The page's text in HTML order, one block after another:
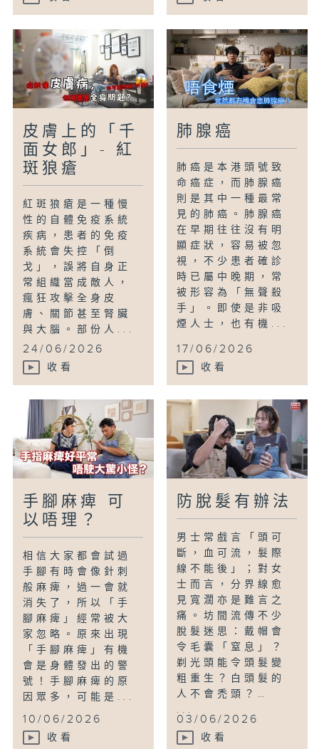
皮膚上的「千
面女郎」- 紅
斑狼瘡
紅斑狼瘡是一種慢
性的自體免疫系統
疾病，患者的免疫
系統會失控「倒
戈」，誤將自身正
常組織當成敵人，
瘋狂攻擊全身皮
膚、關節甚至腎臟
與大腦。部份人...
24/06/2026
收看
肺腺癌
肺癌是本港頭號致
命癌症，而肺腺癌
則是其中一種最常
見的肺癌。肺腺癌
在早期往往沒有明
顯症狀，容易被忽
視，不少患者確診
時已屬中晚期，常
被形容為「無聲殺
手」。即使是非吸
煙人士，也有機...
17/06/2026
收看
手腳麻痺 可
以唔理？
相信大家都會試過
手腳有時會像針刺
般麻痺，過一會就
消失了，所以「手
腳麻痺」經常被大
家忽略。原來出現
「手腳麻痺」有機
會是身體發出的警
號！手腳麻痺的原
因眾多，可能是...
10/06/2026
收看
防脫髮有辦法
男士常戲言「頭可
斷，血可流，髮際
線不能後」；對女
士而言，分界線愈
見寬濶亦是難言之
痛。坊間流傳不少
脫髮迷思：戴帽會
令毛囊「窒息」？
剃光頭能令頭髮變
粗重生？白頭髮的
人不會禿頭？…
...
03/06/2026
收看